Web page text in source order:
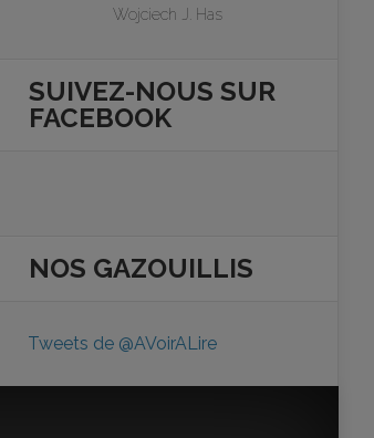
Wojciech J. Has
SUIVEZ-NOUS SUR
FACEBOOK
NOS GAZOUILLIS
Tweets de @AVoirALire